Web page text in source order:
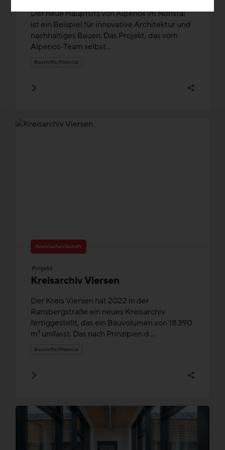
Der neue Hauptsitz von Alpenos im Nonstal
ist ein Beispiel für innovative Architektur und
nachhaltiges Bauen. Das Projekt, das vom
Alpenos-Team selbst...
Baustoffe/Material
Kreislaufwirtschaft
Projekt
Kreisarchiv Viersen
Der Kreis Viersen hat 2022 in der
Ransbergstraße ein neues Kreisarchiv
fertiggestellt, das ein Bauvolumen von 18.390
m³ umfasst. Das nach Prinzipien d...
Baustoffe/Material